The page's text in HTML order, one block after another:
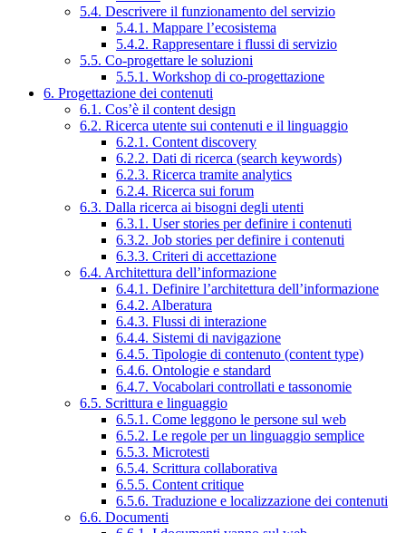
5.4. Descrivere il funzionamento del servizio
5.4.1. Mappare l’ecosistema
5.4.2. Rappresentare i flussi di servizio
5.5. Co-progettare le soluzioni
5.5.1. Workshop di co-progettazione
6. Progettazione dei contenuti
6.1. Cos’è il content design
6.2. Ricerca utente sui contenuti e il linguaggio
6.2.1. Content discovery
6.2.2. Dati di ricerca (search keywords)
6.2.3. Ricerca tramite analytics
6.2.4. Ricerca sui forum
6.3. Dalla ricerca ai bisogni degli utenti
6.3.1. User stories per definire i contenuti
6.3.2. Job stories per definire i contenuti
6.3.3. Criteri di accettazione
6.4. Architettura dell’informazione
6.4.1. Definire l’architettura dell’informazione
6.4.2. Alberatura
6.4.3. Flussi di interazione
6.4.4. Sistemi di navigazione
6.4.5. Tipologie di contenuto (content type)
6.4.6. Ontologie e standard
6.4.7. Vocabolari controllati e tassonomie
6.5. Scrittura e linguaggio
6.5.1. Come leggono le persone sul web
6.5.2. Le regole per un linguaggio semplice
6.5.3. Microtesti
6.5.4. Scrittura collaborativa
6.5.5. Content critique
6.5.6. Traduzione e localizzazione dei contenuti
6.6. Documenti